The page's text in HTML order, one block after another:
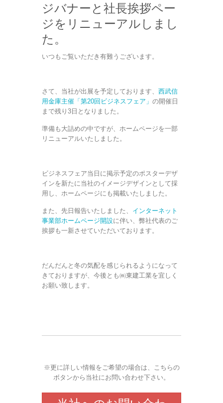
ジバナーと社長挨拶ペー
ジをリニューアルしまし
た。
いつもご覧いただき有難うございます。
さて、当社が出展を予定しております、 西武信
用金庫主催「第20回ビジネスフェア」 の開催日
まで残り3日となりました。
準備も大詰めの中ですが、ホームページを一部
リニューアルいたしました。
ビジネスフェア当日に掲示予定のポスターデザ
インを新たに当社のイメージデザインとして採
用し、ホームページにも掲載いたしました。
また、先日報告いたしました、 インターネット
事業部ホームページ開設に伴い、弊社代表のご
挨拶も一新させていただいております。
だんだんと冬の気配を感じられるようになって
きておりますが、今後とも㈱東建工業を宜しく
お願い致します。
※更に詳しい情報をご希望の場合は、こちらの
ボタンから当社にお問い合わせ下さい。